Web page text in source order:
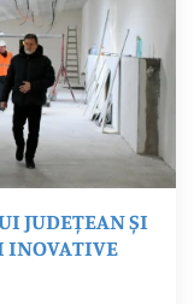
JUDEȚEAN ȘI
INOVATIVE